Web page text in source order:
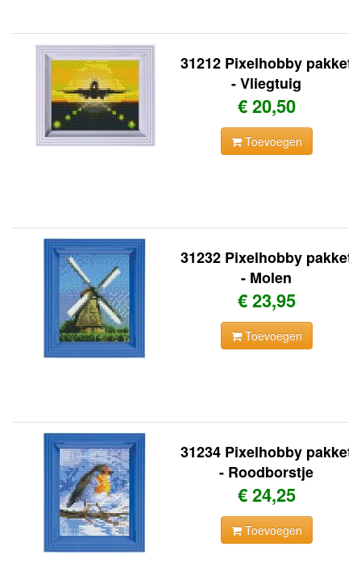
31212 Pixelhobby pakket
- Vliegtuig
€ 20,50
Toevoegen
31232 Pixelhobby pakket
- Molen
€ 23,95
Toevoegen
31234 Pixelhobby pakket
- Roodborstje
€ 24,25
Toevoegen